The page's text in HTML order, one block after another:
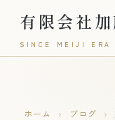
有限会社
SINCE MEIJI ERA
ホーム › ブログ ›